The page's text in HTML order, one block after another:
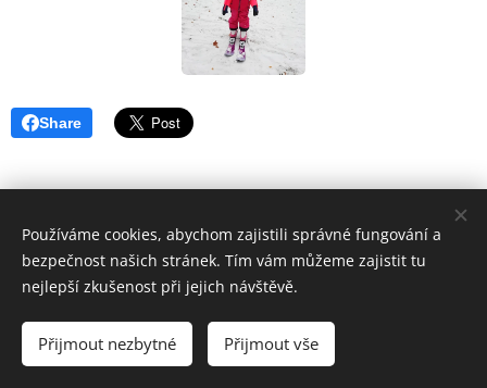
Share
© 2022 Všechna práva vyhrazena
Cookies
Používáme cookies, abychom zajistili správné fungování a
bezpečnost našich stránek. Tím vám můžeme zajistit tu
nejlepší zkušenost při jejich návštěvě.
Přijmout nezbytné Přijmout vše